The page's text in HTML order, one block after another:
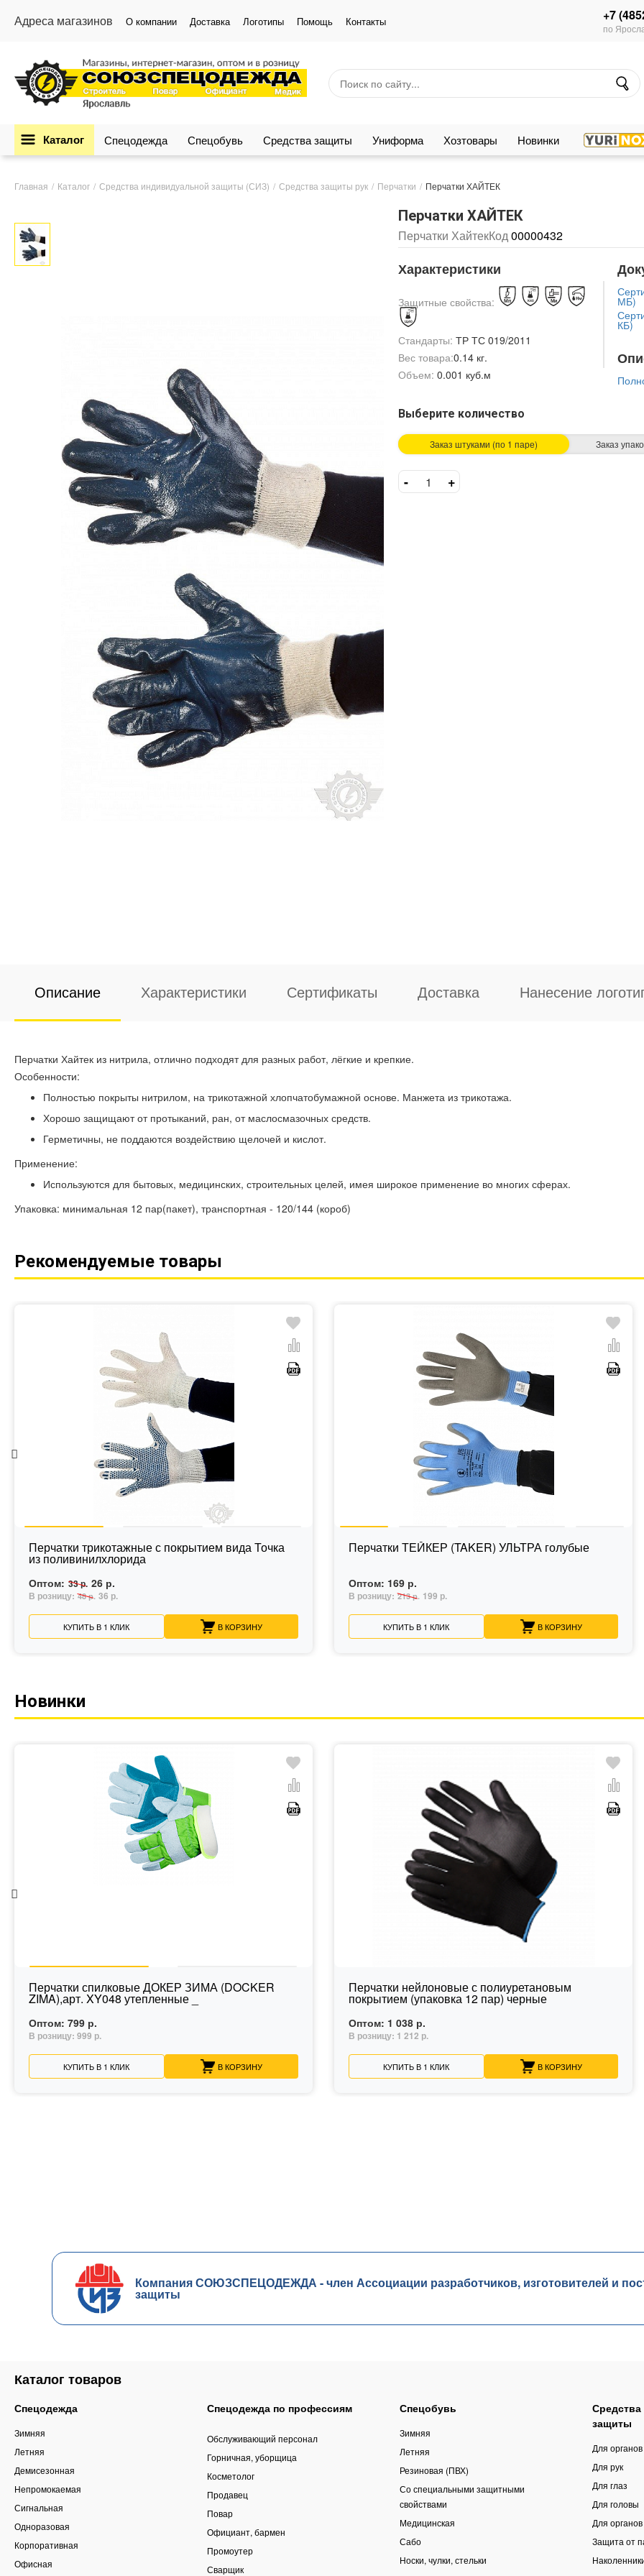
Адреса магазинов О компании Доставка Логотипы Помощь Контакты +7
по
Каталог Спецодежда Спецобувь Средства защиты Униформа Хозтовары Новинки
Главная Каталог Средства индивидуальной защиты (СИЗ) Средства защиты рук Перчатки Перчатки ХАЙТЕК
Перчатки ХАЙТЕК
Перчатки ХайтекКод00000432
Характеристики
Защитные свойства:
Стандарты: ТР ТС 019/2011
Вес товара:0.14 кг.
Объем: 0.001 куб.м
МБ)
КБ)
Выберите количество
Заказ штуками (по 1 паре) Заказ
- +
Описание Характеристики Сертификаты Доставка Нанесение
Перчатки Хайтек из нитрила, отлично подходят для разных работ, лёгкие и крепкие.
Особенности:
Полностью покрыты нитрилом, на трикотажной хлопчатобумажной основе. Манжета из трикотажа.
Хорошо защищают от протыканий, ран, от маслосмазочных средств.
Герметичны, не поддаются воздействию щелочей и кислот.
Применение:
Используются для бытовых, медицинских, строительных целей, имея широкое применение во многих сферах.
Упаковка: минимальная 12 пар(пакет), транспортная - 120/144 (короб)
Рекомендуемые товары
Перчатки трикотажные с покрытием вида Точка
из поливинилхлорида
Оптом: 33 р. 26 р.
В розницу: 48 р. 36 р.
КУПИТЬ В 1 КЛИК В КОРЗИНУ
Перчатки ТЕЙКЕР (TAKER) УЛЬТРА голубые
Оптом: 169 р.
В розницу: 213 р. 199 р.
КУПИТЬ В 1 КЛИК В КОРЗИНУ
Новинки
Перчатки спилковые ДОКЕР ЗИМА (DOCKER
ZIMA),арт. XY048 утепленные _
Оптом: 799 р.
В розницу: 999 р.
КУПИТЬ В 1 КЛИК В КОРЗИНУ
Перчатки нейлоновые с полиуретановым
покрытием (упаковка 12 пар) черные
Оптом: 1 038 р.
В розницу: 1 212 р.
КУПИТЬ В 1 КЛИК В КОРЗИНУ
Компания СОЮЗСПЕЦОДЕЖДА - член Ассоциации разработчиков, изготовителей и
защиты
Каталог товаров
Спецодежда
Зимняя
Летняя
Демисезонная
Непромокаемая
Сигнальная
Одноразовая
Корпоративная
Офисная
Спецодежда по профессиям
Обслуживающий персонал
Горничная, уборщица
Косметолог
Продавец
Повар
Официант, бармен
Промоутер
Сварщик
Спецобувь
Зимняя
Летняя
Резиновая (ПВХ)
Со специальными защитными
свойствами
Медицинская
Сабо
Носки, чулки, стельки
защиты
Для
Для рук
Для глаз
Для головы
Для
Защита от